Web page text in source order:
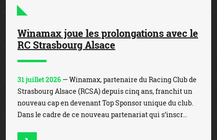
Winamax joue les prolongations avec le
RC Strasbourg Alsace
31 juillet 2026 — Winamax, partenaire du Racing Club de
Strasbourg Alsace (RCSA) depuis cinq ans, franchit un
nouveau cap en devenant Top Sponsor unique du club.
Dans le cadre de ce nouveau partenariat qui s’inscr...